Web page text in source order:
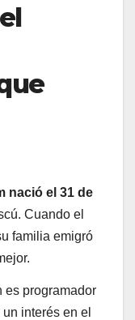
nació el 31 de
Cuando el
familia emigró
es programador
interés en el